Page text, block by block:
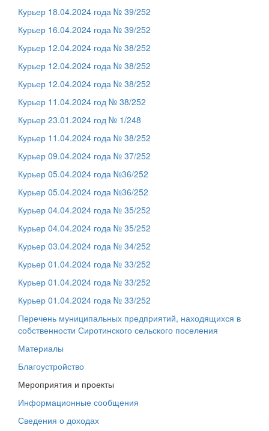
Курьер 18.04.2024 года № 39/252
Курьер 16.04.2024 года № 39/252
Курьер 12.04.2024 года № 38/252
Курьер 12.04.2024 года № 38/252
Курьер 12.04.2024 года № 38/252
Курьер 11.04.2024 год № 38/252
Курьер 23.01.2024 год № 1/248
Курьер 11.04.2024 года № 38/252
Курьер 09.04.2024 года № 37/252
Курьер 05.04.2024 года №36/252
Курьер 05.04.2024 года №36/252
Курьер 04.04.2024 года № 35/252
Курьер 04.04.2024 года № 35/252
Курьер 03.04.2024 года № 34/252
Курьер 01.04.2024 года № 33/252
Курьер 01.04.2024 года № 33/252
Курьер 01.04.2024 года № 33/252
Перечень муниципальных предприятий, находящихся в
собственности Сиротинского сельского поселения
Материалы
Благоустройство
Мероприятия и проекты
Информационные сообщения
Сведения о доходах